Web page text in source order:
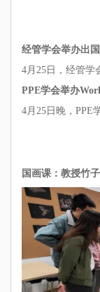
经管学会举办出
4月25日，经管学
PPE学会举办
4月25日晚，PPE
国画课：教授竹